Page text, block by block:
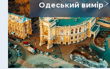
Одеський вимір